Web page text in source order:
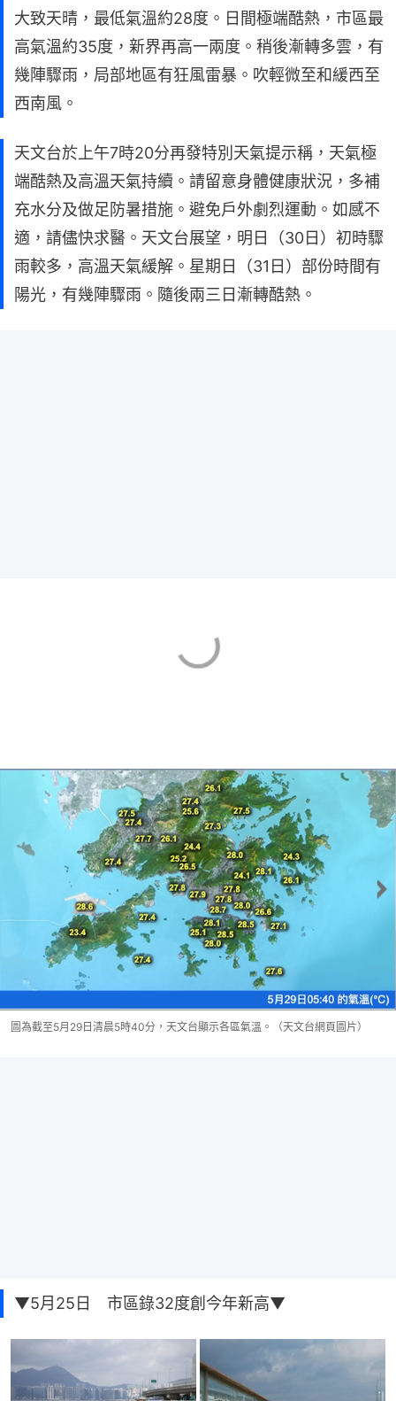
大致天晴，最低氣溫約28度。日間極端酷熱，市區最
高氣溫約35度，新界再高一兩度。稍後漸轉多雲，有
幾陣驟雨，局部地區有狂風雷暴。吹輕微至和緩西至
西南風。
天文台於上午7時20分再發特別天氣提示稱，天氣極
端酷熱及高溫天氣持續。請留意身體健康狀況，多補
充水分及做足防暑措施。避免戶外劇烈運動。如感不
適，請儘快求醫。天文台展望，明日（30日）初時驟
雨較多，高溫天氣緩解。星期日（31日）部份時間有
陽光，有幾陣驟雨。隨後兩三日漸轉酷熱。
圖為截至5月29日清晨5時40分，天文台顯示各區氣溫。（天文台網頁圖片）
▼5月25日 市區錄32度創今年新高▼